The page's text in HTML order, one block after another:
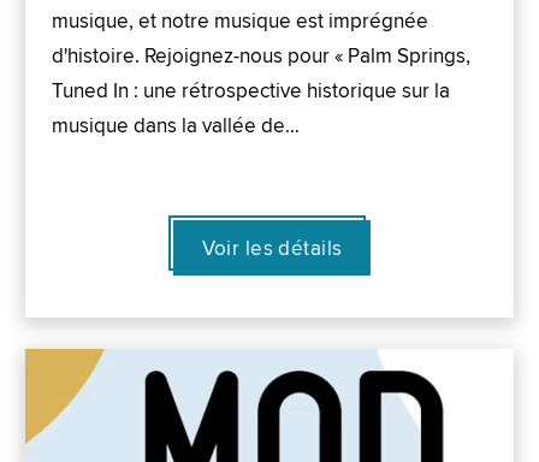
musique, et notre musique est imprégnée
d'histoire. Rejoignez-nous pour « Palm Springs,
Tuned In : une rétrospective historique sur la
musique dans la vallée de…
Voir les détails